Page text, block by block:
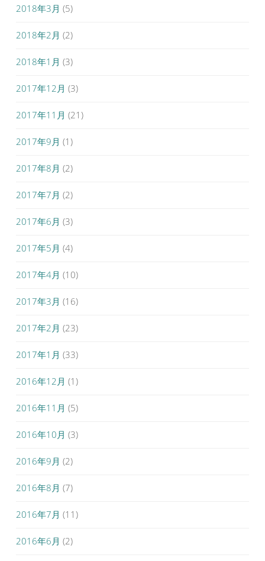
2018年3月 (5)
2018年2月 (2)
2018年1月 (3)
2017年12月 (3)
2017年11月 (21)
2017年9月 (1)
2017年8月 (2)
2017年7月 (2)
2017年6月 (3)
2017年5月 (4)
2017年4月 (10)
2017年3月 (16)
2017年2月 (23)
2017年1月 (33)
2016年12月 (1)
2016年11月 (5)
2016年10月 (3)
2016年9月 (2)
2016年8月 (7)
2016年7月 (11)
2016年6月 (2)